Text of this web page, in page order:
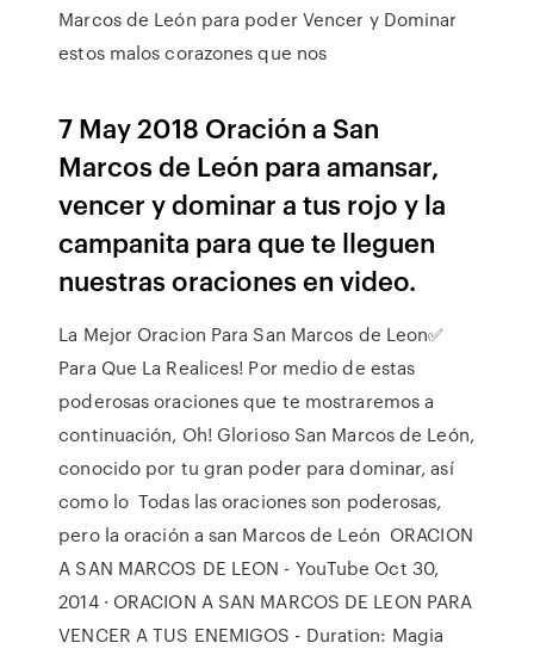
Marcos de León para poder Vencer y Dominar
estos malos corazones que nos
7 May 2018 Oración a San
Marcos de León para amansar,
vencer y dominar a tus rojo y la
campanita para que te lleguen
nuestras oraciones en video.
La Mejor Oracion Para San Marcos de Leon✅
Para Que La Realices! Por medio de estas
poderosas oraciones que te mostraremos a
continuación, Oh! Glorioso San Marcos de León,
conocido por tu gran poder para dominar, así
como lo Todas las oraciones son poderosas,
pero la oración a san Marcos de León ORACION
A SAN MARCOS DE LEON - YouTube Oct 30,
2014 · ORACION A SAN MARCOS DE LEON PARA
VENCER A TUS ENEMIGOS - Duration: Magia